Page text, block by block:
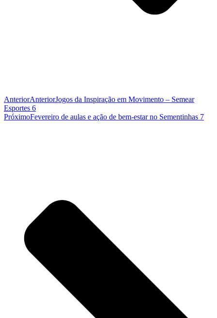
AnteriorAnteriorJogos da Inspiração em Movimento – Semear
Esportes 6
PróximoFevereiro de aulas e ação de bem-estar no Sementinhas 7